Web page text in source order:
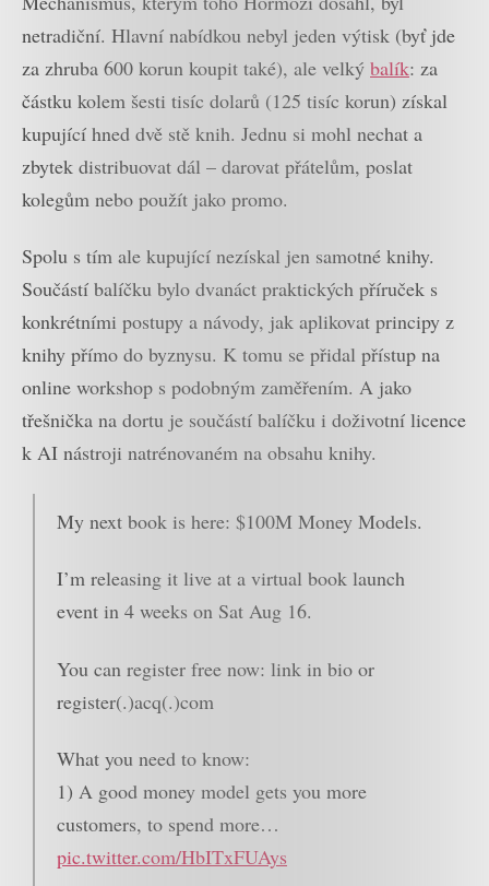
netradiční. Hlavní nabídkou nebyl jeden výtisk (byť jde
za zhruba 600 korun koupit také), ale velký balík: za
částku kolem šesti tisíc dolarů (125 tisíc korun) získal
kupující hned dvě stě knih. Jednu si mohl nechat a
zbytek distribuovat dál – darovat přátelům, poslat
kolegům nebo použít jako promo.
Spolu s tím ale kupující nezískal jen samotné knihy.
Součástí balíčku bylo dvanáct praktických příruček s
konkrétními postupy a návody, jak aplikovat principy z
knihy přímo do byznysu. K tomu se přidal přístup na
online workshop s podobným zaměřením. A jako
třešnička na dortu je součástí balíčku i doživotní licence
k AI nástroji natrénovaném na obsahu knihy.
My next book is here: $100M Money Models.
I’m releasing it live at a virtual book launch
event in 4 weeks on Sat Aug 16.
You can register free now: link in bio or
register(.)acq(.)com
What you need to know:
1) A good money model gets you more
customers, to spend more…
pic.twitter.com/HbITxFUAys